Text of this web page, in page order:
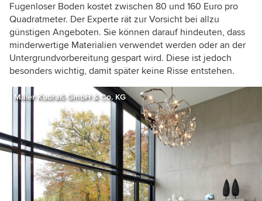
Fugenloser Boden kostet zwischen 80 und 160 Euro pro
Quadratmeter. Der Experte rät zur Vorsicht bei allzu
günstigen Angeboten. Sie können darauf hindeuten, dass
minderwertige Materialien verwendet werden oder an der
Untergrundvorbereitung gespart wird. Diese ist jedoch
besonders wichtig, damit später keine Risse entstehen.
Maler Kudraß GmbH & Co. KG